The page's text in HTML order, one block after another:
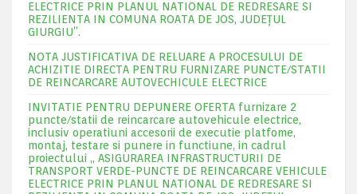
ELECTRICE PRIN PLANUL NATIONAL DE REDRESARE SI
REZILIENTA IN COMUNA ROATA DE JOS, JUDEŢUL
GIURGIU”.
NOTA JUSTIFICATIVA DE RELUARE A PROCESULUI DE
ACHIZITIE DIRECTA PENTRU FURNIZARE PUNCTE/STATII
DE REINCARCARE AUTOVECHICULE ELECTRICE
INVITATIE PENTRU DEPUNERE OFERTA furnizare 2
puncte/statii de reincarcare autovehicule electrice,
inclusiv operatiuni accesorii de executie platfome,
montaj, testare si punere in functiune, in cadrul
proiectului „ ASIGURAREA INFRASTRUCTURII DE
TRANSPORT VERDE-PUNCTE DE REINCARCARE VEHICULE
ELECTRICE PRIN PLANUL NATIONAL DE REDRESARE SI